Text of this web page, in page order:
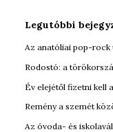
Legutóbbi
Az anatóliai pop-
Rodostó: a
Év elejétől fizetni kell
Remény a szemét
Az óvoda- és